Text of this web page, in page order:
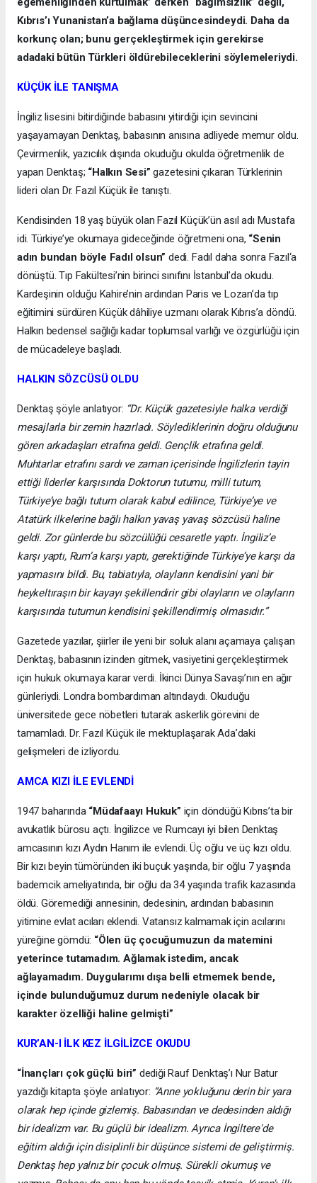
Kıbrıs’ı Yunanistan’a bağlama düşüncesindeydi. Daha da
korkunç olan; bunu gerçekleştirmek için gerekirse
adadaki bütün Türkleri öldürebileceklerini söylemeleriydi.
KÜÇÜK İLE TANIŞMA
İngiliz lisesini bitirdiğinde babasını yitirdiği için sevincini
yaşayamayan Denktaş, babasının anısına adliyede memur oldu.
Çevirmenlik, yazıcılık dışında okuduğu okulda öğretmenlik de
yapan Denktaş; “Halkın Sesi”gazetesini çıkaran Türklerinin
lideri olan Dr. Fazıl Küçük ile tanıştı.
Kendisinden 18 yaş büyük olan Fazıl Küçük’ün asıl adı Mustafa
idi. Türkiye’ye okumaya gideceğinde öğretmeni ona, “Senin
adın bundan böyle Fadıl olsun” dedi. Fadıl daha sonra Fazıl‘a
dönüştü. Tıp Fakültesi’nin birinci sınıfını İstanbul’da okudu.
Kardeşinin olduğu Kahire’nin ardından Paris ve Lozan’da tıp
eğitimini sürdüren Küçük dâhiliye uzmanı olarak Kıbrıs’a döndü.
Halkın bedensel sağlığı kadar toplumsal varlığı ve özgürlüğü için
de mücadeleye başladı.
HALKIN SÖZCÜSÜ OLDU
Denktaş şöyle anlatıyor: “Dr. Küçük gazetesiyle halka verdiği
mesajlarla bir zemin hazırladı. Söylediklerinin doğru olduğunu
gören arkadaşları etrafına geldi. Gençlik etrafına geldi.
Muhtarlar etrafını sardı ve zaman içerisinde İngilizlerin tayin
ettiği liderler karşısında Doktorun tutumu, milli tutum,
Türkiye’ye bağlı tutum olarak kabul edilince, Türkiye’ye ve
Atatürk ilkelerine bağlı halkın yavaş yavaş sözcüsü haline
geldi. Zor günlerde bu sözcülüğü cesaretle yaptı. İngiliz’e
karşı yaptı, Rum’a karşı yaptı, gerektiğinde Türkiye’ye karşı da
yapmasını bildi. Bu, tabiatıyla, olayların kendisini yani bir
heykeltıraşın bir kayayı şekillendirir gibi olayların ve olayların
karşısında tutumun kendisini şekillendirmiş olmasıdır.”
Gazetede yazılar, şiirler ile yeni bir soluk alanı açamaya çalışan
Denktaş, babasının izinden gitmek, vasiyetini gerçekleştirmek
için hukuk okumaya karar verdi. İkinci Dünya Savaşı’nın en ağır
günleriydi. Londra bombardıman altındaydı. Okuduğu
üniversitede gece nöbetleri tutarak askerlik görevini de
tamamladı. Dr. Fazıl Küçük ile mektuplaşarak Ada’daki
gelişmeleri de izliyordu.
AMCA KIZI İLE EVLENDİ
1947 baharında “Müdafaayı Hukuk” için döndüğü Kıbrıs’ta bir
avukatlık bürosu açtı. İngilizce ve Rumcayı iyi bilen Denktaş
amcasının kızı Aydın Hanım ile evlendi. Üç oğlu ve üç kızı oldu.
Bir kızı beyin tümöründen iki buçuk yaşında, bir oğlu 7 yaşında
bademcik ameliyatında, bir oğlu da 34 yaşında trafik kazasında
öldü. Göremediği annesinin, dedesinin, ardından babasının
yitimine evlat acıları eklendi. Vatansız kalmamak için acılarını
yüreğine gömdü: “Ölen üç çocuğumuzun da matemini
yeterince tutamadım. Ağlamak istedim, ancak
ağlayamadım. Duygularımı dışa belli etmemek bende,
içinde bulunduğumuz durum nedeniyle olacak bir
karakter özelliği haline gelmişti”
KUR’AN-I İLK KEZ İLGİLİZCE OKUDU
“İnançları çok güçlü biri” dediği Rauf Denktaş’ı Nur Batur
yazdığı kitapta şöyle anlatıyor: “Anne yokluğunu derin bir yara
olarak hep içinde gizlemiş. Babasından ve dedesinden aldığı
bir idealizm var. Bu güçlü bir idealizm. Ayrıca İngiltere'de
eğitim aldığı için disiplinli bir düşünce sistemi de geliştirmiş.
Denktaş hep yalnız bir çocuk olmuş. Sürekli okumuş ve